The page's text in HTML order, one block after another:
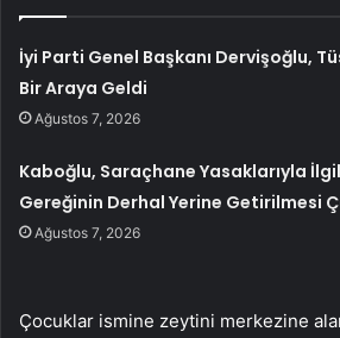
İyi Parti Genel Başkanı Dervişoğlu,
Bir Araya Geldi
Ağustos 7, 2026
Kaboğlu, Saraçhane Yasaklarıyla İlgili
Gereğinin Derhal Yerine Getirilmesi
Ağustos 7, 2026
Çocuklar ismine zeytini merkezine